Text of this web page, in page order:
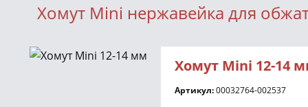
Хомут Mini нержавейка для
Хомут Mini 12-14
Артикул:00032764-002537